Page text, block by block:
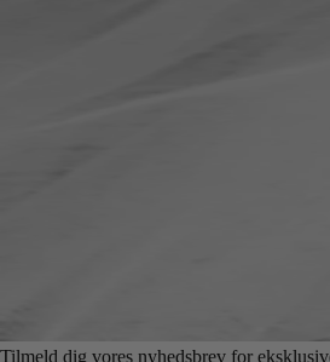
Tilmeld dig vores nyhedsbrev for